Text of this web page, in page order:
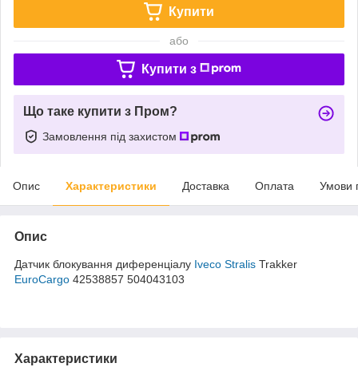
Купити
або
Купити з
Що таке купити з Пром?
Замовлення під захистом
Опис Характеристики Доставка Оплата Умови
Опис
Датчик блокування диференціалу Iveco Stralis Trakker
EuroCargo 42538857 504043103
Характеристики